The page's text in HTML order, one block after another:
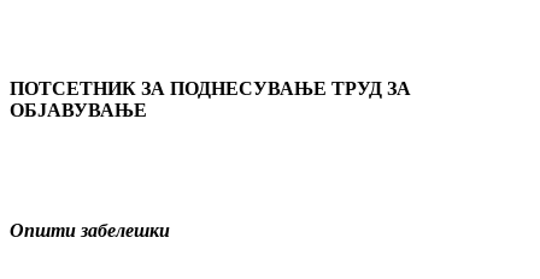
ПОТСЕТНИК ЗА ПОДНЕСУВАЊЕ ТРУД ЗА
ОБЈAВУВАЊЕ
Општи забелешки